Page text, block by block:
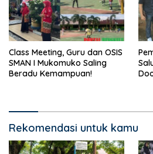
Class Meeting, Guru dan OSIS
SMAN I Mukomuko Saling
Beradu Kemampuan!
Rekomendasi untuk kamu